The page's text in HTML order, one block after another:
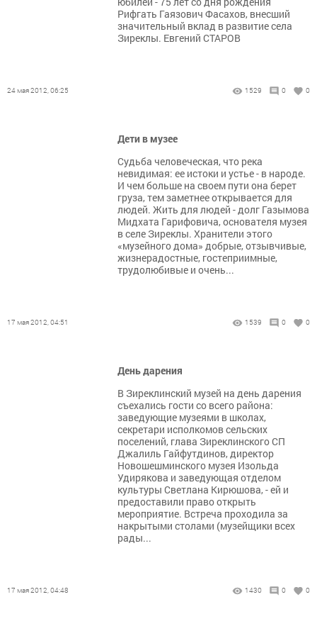
Рифгать Гаязович Фасахов, внесший
значительный вклад в развитие села
Зиреклы. Евгений СТАРОВ
24 мая 2012, 06:25 1529 0 0
Дети в музее
Судьба человеческая, что река
невидимая: ее истоки и устье - в народе.
И чем больше на своем пути она берет
груза, тем заметнее открывается для
людей. Жить для людей - долг Газымова
Мидхата Гарифовича, основателя музея
в селе Зиреклы. Хранители этого
«музейного дома» добрые, отзывчивые,
жизнерадостные, гостеприимные,
трудолюбивые и очень...
17 мая 2012, 04:51 1539 0 0
День дарения
В Зиреклинский музей на день дарения
съехались гости со всего района:
заведующие музеями в школах,
секретари исполкомов сельских
поселений, глава Зиреклинского СП
Джалиль Гайфутдинов, директор
Новошешминского музея Изольда
Удирякова и заведующая отделом
культуры Светлана Кирюшова, - ей и
предоставили право открыть
мероприятие. Встреча проходила за
накрытыми столами (музейщики всех
рады...
17 мая 2012, 04:48 1430 0 0